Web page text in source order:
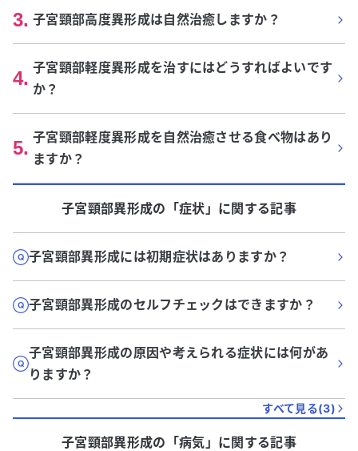
3. 子宮頸部高度異形成は自然治癒しますか？
4. 子宮頸部軽度異形成を治すにはどうすればよいです
か？
5. 子宮頸部軽度異形成を自然治癒させる食べ物はあり
ますか？
子宮頸部異形成の「症状 」に関する記事
子宮頸部異形成には初期症状はありますか？
子宮頸部異形成のセルフチェックはできますか？
子宮頸部異形成の原因や考えられる症状には何があ
りますか？
すべて見る(3)
子宮頸部異形成の「病気 」に関する記事